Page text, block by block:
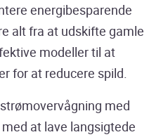
energibesparende
alt fra at udskifte gamle
modeller til at
for at reducere spild.
med
at lave langsigtede